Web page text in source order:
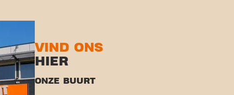
VIND ONS
HIER
ONZE BUURT